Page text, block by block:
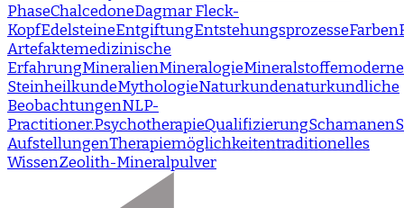
PhaseChalcedoneDagmar Fleck-
KopfEdelsteineEntgiftungEntstehungsprozesseFarben
Artefaktemedizinische
ErfahrungMineralienMineralogieMineralstoffemoderne
SteinheilkundeMythologieNaturkundenaturkundliche
BeobachtungenNLP-
Practitioner.PsychotherapieQualifizierungSchamanen
AufstellungenTherapiemöglichkeitentraditionelles
WissenZeolith-Mineralpulver